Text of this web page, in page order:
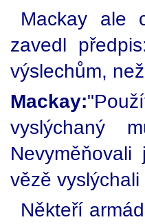
Mackay ale
zavedl
výslechům,
Mackay:
vyslýchaný
vězě
Někteří